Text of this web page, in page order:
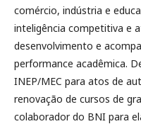
comércio, indústria e
inteligência competitiva e
desenvolvimento e
performance acadêmica.
INEP/MEC para atos de
renovação de cursos de
colaborador do BNI para